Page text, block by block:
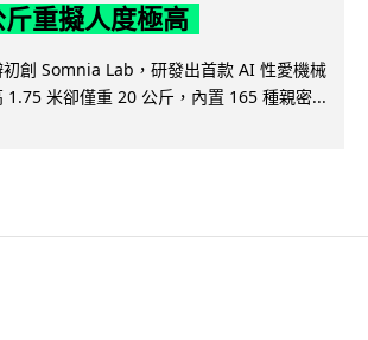
重擬人度極高
創 Somnia Lab，研發出首款 AI 性愛機械
1.75 米卻僅重 20 公斤，內置 165 種親密...